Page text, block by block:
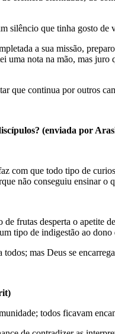
silêncio que tinha gosto de
a sua missão,
uma nota na mão, mas
que continua por outros
(enviada por
com que todo tipo de
não conseguiu ensinar o
frutas desperta o apetite
tipo de indigestão ao dono
mas Deus se
todos ficavam